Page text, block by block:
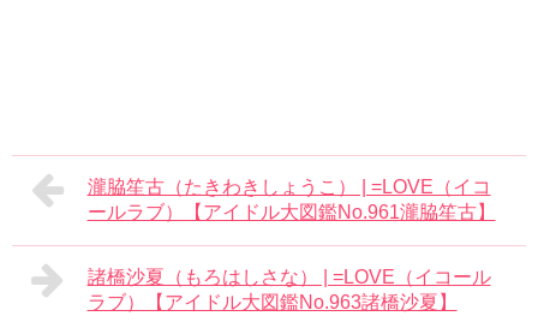
瀧脇笙古（たきわきしょうこ） | =LOVE（イコ
ールラブ）【アイドル大図鑑No.961瀧脇笙古】
諸橋沙夏（もろはしさな） | =LOVE（イコール
ラブ）【アイドル大図鑑No.963諸橋沙夏】